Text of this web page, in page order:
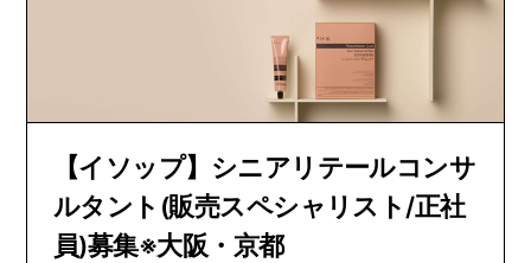
【イソップ】シニアリテールコンサ
ルタント(販売スペシャリスト/正社
員)募集※大阪・京都